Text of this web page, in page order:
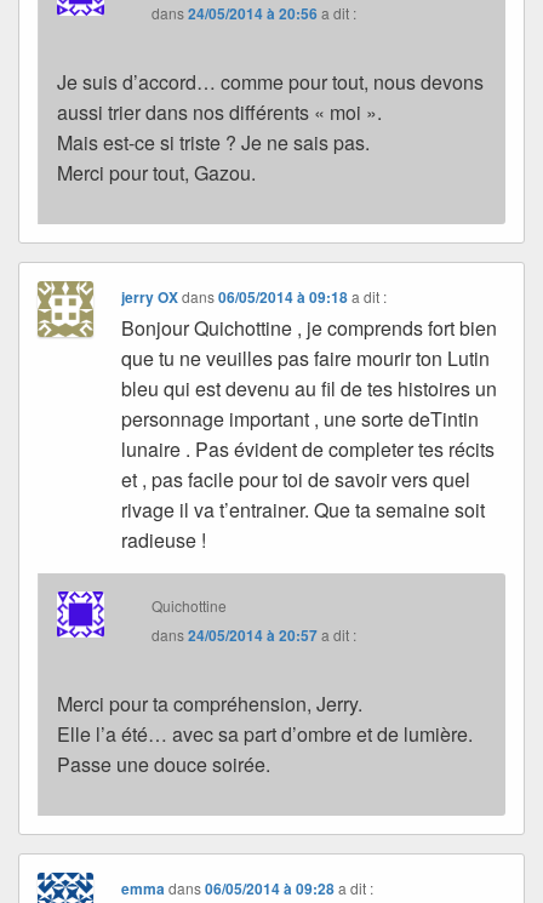
dans24/05/2014 à 20:56a dit :
Je suis d’accord… comme pour tout, nous devons
aussi trier dans nos différents « moi ».
Mais est-ce si triste ? Je ne sais pas.
Merci pour tout, Gazou.
jerry OXdans06/05/2014 à 09:18 a dit :
Bonjour Quichottine , je comprends fort bien
que tu ne veuilles pas faire mourir ton Lutin
bleu qui est devenu au fil de tes histoires un
personnage important , une sorte deTintin
lunaire . Pas évident de completer tes récits
et , pas facile pour toi de savoir vers quel
rivage il va t’entrainer. Que ta semaine soit
radieuse !
Quichottine
dans24/05/2014 à 20:57a dit :
Merci pour ta compréhension, Jerry.
Elle l’a été… avec sa part d’ombre et de lumière.
Passe une douce soirée.
emmadans06/05/2014 à 09:28 a dit :